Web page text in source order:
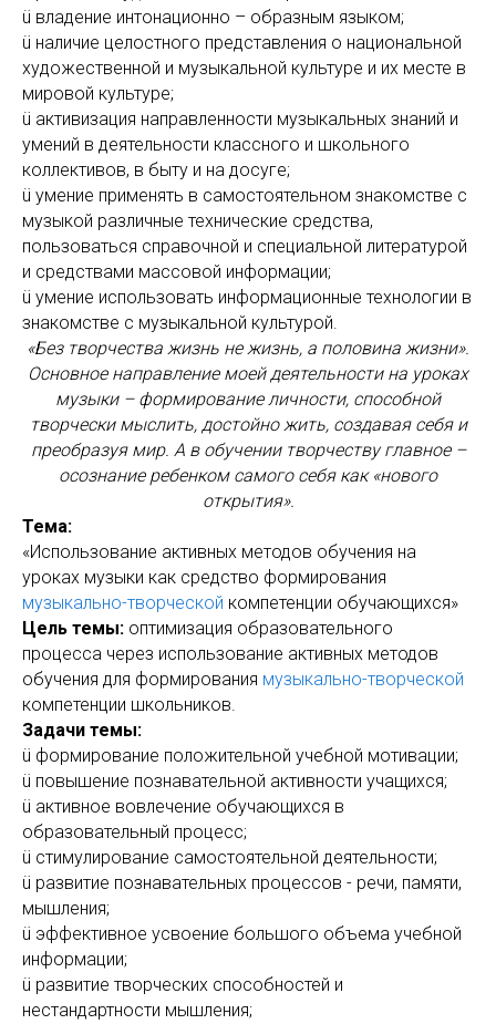
ü владение интонационно – образным языком;
ü наличие целостного представления о национальной
художественной и музыкальной культуре и их месте в
мировой культуре;
ü активизация направленности музыкальных знаний и
умений в деятельности классного и школьного
коллективов, в быту и на досуге;
ü умение применять в самостоятельном знакомстве с
музыкой различные технические средства,
пользоваться справочной и специальной литературой
и средствами массовой информации;
ü умение использовать информационные технологии в
знакомстве с музыкальной культурой.
«Без творчества жизнь не жизнь, а половина жизни».
Основное направление моей деятельности на уроках
музыки – формирование личности, способной
творчески мыслить, достойно жить, создавая себя и
преобразуя мир. А в обучении творчеству главное –
осознание ребенком самого себя как «нового
открытия».
Тема:
«Использование активных методов обучения на
уроках музыки как средство формирования
музыкально-творческой компетенции обучающихся»
Цель темы: оптимизация образовательного
процесса через использование активных методов
обучения для формирования музыкально-творческой
компетенции школьников.
Задачи темы:
ü формирование положительной учебной мотивации;
ü повышение познавательной активности учащихся;
ü активное вовлечение обучающихся в
образовательный процесс;
ü стимулирование самостоятельной деятельности;
ü развитие познавательных процессов - речи, памяти,
мышления;
ü эффективное усвоение большого объема учебной
информации;
ü развитие творческих способностей и
нестандартности мышления;